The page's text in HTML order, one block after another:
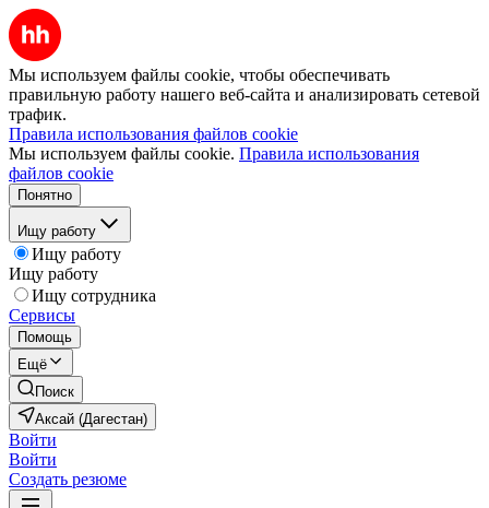
Мы используем файлы cookie, чтобы обеспечивать
правильную работу нашего веб-сайта и анализировать сетевой
трафик.
Правила использования файлов cookie
Мы используем файлы cookie. Правила использования
файлов cookie
Понятно
Ищу работу
Ищу работу
Ищу работу
Ищу сотрудника
Сервисы
Помощь
Ещё
Поиск
Аксай (Дагестан)
Войти
Войти
Создать резюме